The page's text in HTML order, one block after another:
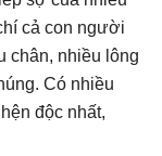
cả con người
chân, nhiều lông
Có nhiều
độc nhất,